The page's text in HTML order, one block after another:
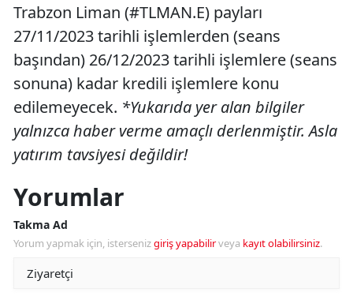
Trabzon Liman (#TLMAN.E) payları
27/11/2023 tarihli işlemlerden (seans
başından) 26/12/2023 tarihli işlemlere (seans
sonuna) kadar kredili işlemlere konu
edilemeyecek. *Yukarıda yer alan bilgiler
yalnızca haber verme amaçlı derlenmiştir. Asla
yatırım tavsiyesi değildir!
Yorumlar
Takma Ad
Yorum yapmak için, istersenizgiriş yapabilirveya kayıt olabilirsiniz.